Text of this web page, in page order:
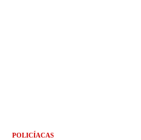
POLICÍACAS